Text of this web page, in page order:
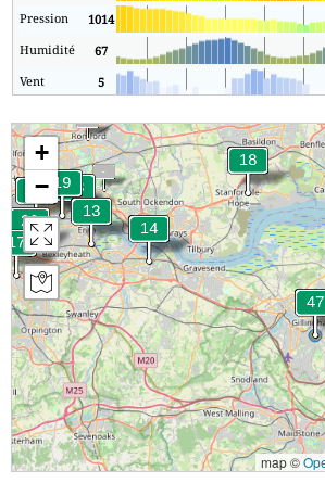
Pression 1014
Humidité
67
Vent
5
+
−
map ©